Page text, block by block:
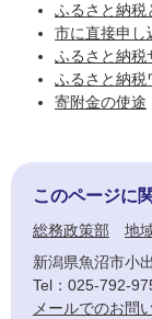
ふるさと納税
市に直接申し
ふるさと納税
ふるさと納税
寄附金の使途
このページに
総務政策部 地
新潟県魚沼市小
Tel：025-792-
メールでのお問